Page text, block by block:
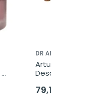
DR ARTURO ALBA
Arturo Alba
Desalterante,
79,10 €